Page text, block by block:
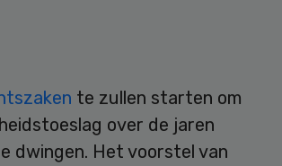
te zullen starten om
over de jaren
dwingen. Het voorstel van